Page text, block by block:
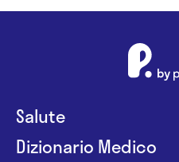
Salute
Dizionario Medico